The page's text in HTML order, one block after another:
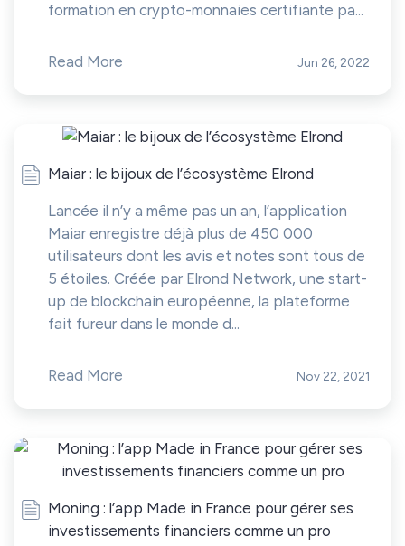
formation en crypto-monnaies certifiante pa...
Read More Jun 26, 2022
Maiar : le bijoux de l’écosystème Elrond
Lancée il n’y a même pas un an, l’application
Maiar enregistre déjà plus de 450 000
utilisateurs dont les avis et notes sont tous de
5 étoiles. Créée par Elrond Network, une start-
up de blockchain européenne, la plateforme
fait fureur dans le monde d...
Read More Nov 22, 2021
Moning : l’app Made in France pour gérer ses
investissements financiers comme un pro